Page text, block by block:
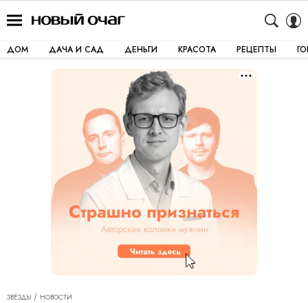
ДОМ ДАЧА И САД ДЕНЬГИ КРАСОТА РЕЦЕПТЫ
ЗВЁЗДЫ
НОВОСТИ